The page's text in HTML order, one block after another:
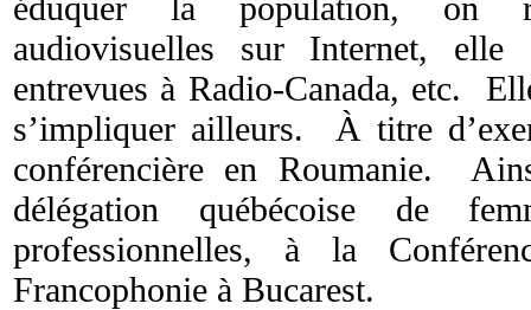
audiovisuelles sur Internet,
entrevues à Radio-Canada, etc.
s’impliquer ailleurs. À titre
conférencière en Roumanie.
délégation québécoise de
professionnelles, à la
Francophonie à Bucarest.